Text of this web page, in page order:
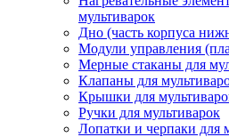
мультиварок
Дно (часть корпуса
Модули управления
Мерные стаканы для
Клапаны для
Крышки для
Ручки для мультиварок
Лопатки и черпаки для